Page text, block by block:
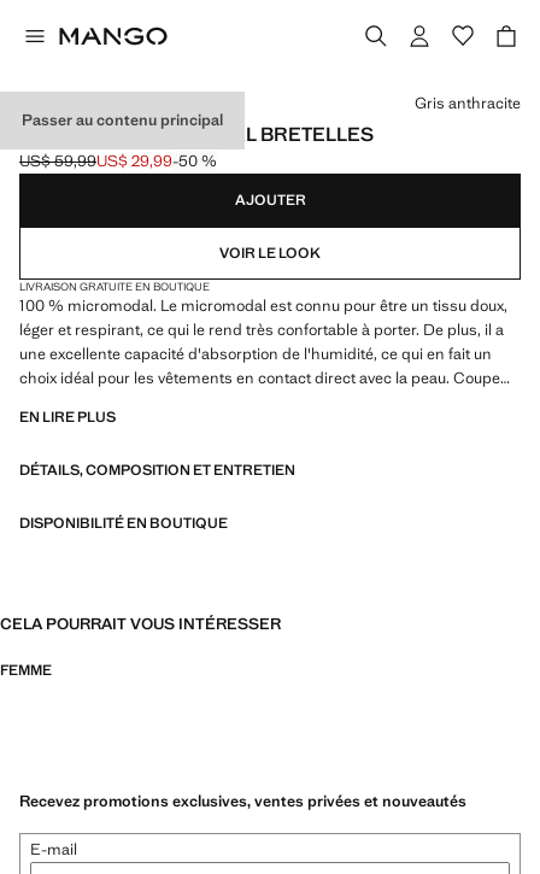
Passer au contenu principal
NUISETTE MICROMODAL BRETELLES
Prix initial barré [US$ 59,99 ]
US$ 59,99
Prix actuel [US$ 29,99 ]
US$ 29,99-50 %
Choisissez une couleur
Gris anthracite
AJOUTER
VOIR LE LOOK
LIVRAISON GRATUITE EN BOUTIQUE
100 % micromodal. Le micromodal est connu pour être un tissu doux,
léger et respirant, ce qui le rend très confortable à porter. De plus, il a
une excellente capacité d'absorption de l'humidité, ce qui en fait un
choix idéal pour les vêtements en contact direct avec la peau. Coupe
EN LIRE PLUS
DÉTAILS, COMPOSITION ET ENTRETIEN
DISPONIBILITÉ EN BOUTIQUE
CELA POURRAIT VOUS INTÉRESSER
FEMME
Recevez promotions exclusives, ventes privées et nouveautés
E-mail